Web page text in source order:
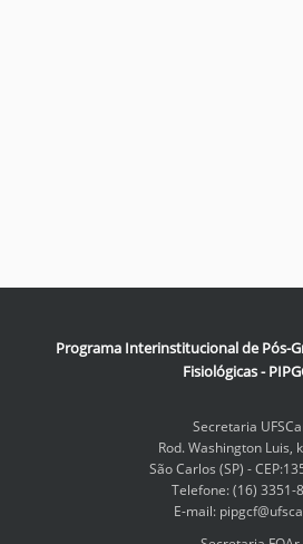
Programa Interinstitucional de Pós-
Fisiológicas -
Secretaria
Rod. Washington Luis,
São Carlos (SP) -
Telefone: (16) 3351-
E-mail: